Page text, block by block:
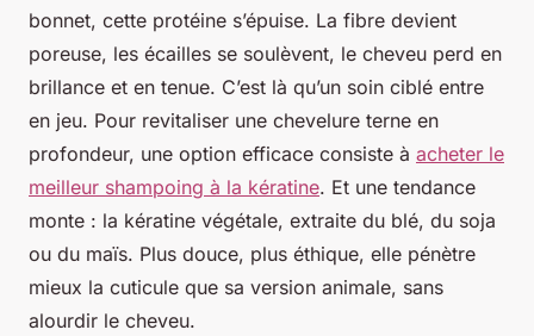
bonnet, cette protéine s’épuise. La fibre devient
poreuse, les écailles se soulèvent, le cheveu perd en
brillance et en tenue. C’est là qu’un soin ciblé entre
en jeu. Pour revitaliser une chevelure terne en
profondeur, une option efficace consiste à acheter le
meilleur shampoing à la kératine. Et une tendance
monte : la kératine végétale, extraite du blé, du soja
ou du maïs. Plus douce, plus éthique, elle pénètre
mieux la cuticule que sa version animale, sans
alourdir le cheveu.